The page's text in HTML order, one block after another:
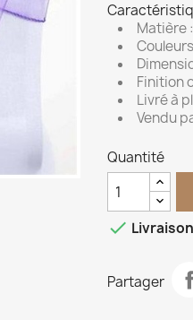
Matière
Finition
Livré à
Vendu
Quantité

Partager